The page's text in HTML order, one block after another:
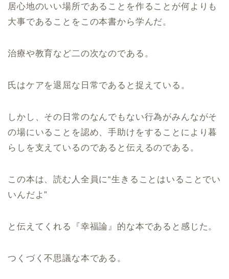
居心地のいい場所であることを作ることが何よりも
大事であることをこの本書から学んだ。
治療や教育など二の次なのである。
氏はケアを退屈な日常であると捉えている。
しかし、その日常のなんでもない行為がみんながそ
の場にいることを認め、手助けをすることにより暮
らしを支えているのであると伝えるのである。
この本は、読む人全員に“生きることはいることでい
いんだよ”
と伝えてくれる『幸福論』的な本であると感じた。
つくづく不思議な本である。